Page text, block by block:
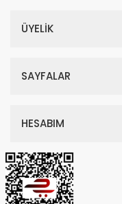
ÜYELİK
SAYFALAR
HESABIM